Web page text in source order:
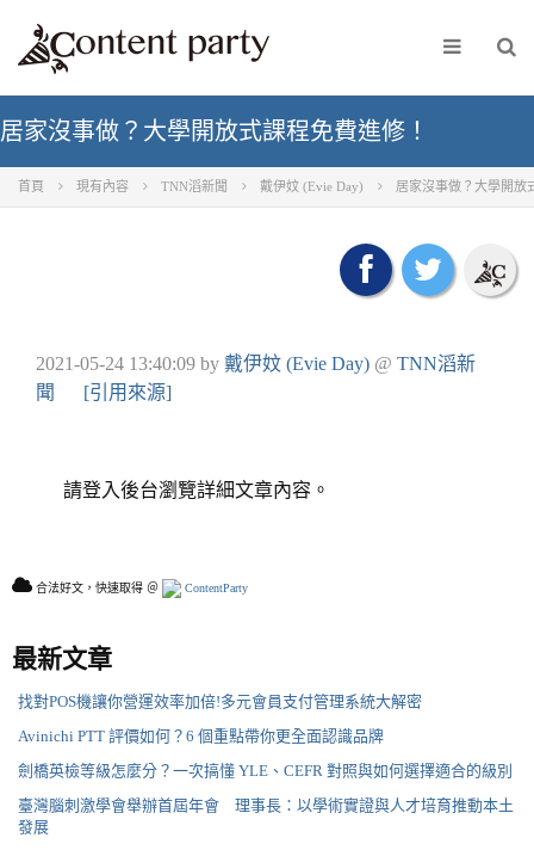
居家沒事做？大學開放式課程免費進修！
首頁 現有內容 TNN滔新聞 戴伊妏 (Evie Day) 居家沒事做？大學開放
2021-05-24 13:40:09 by 戴伊妏 (Evie Day) @ TNN滔新
聞
[引用來源]
請登入後台瀏覽詳細文章內容。
合法好文，快速取得 ＠ ContentParty
最新文章
找對POS機讓你營運效率加倍!多元會員支付管理系統大解密
Avinichi PTT 評價如何？6 個重點帶你更全面認識品牌
劍橋英檢等級怎麼分？一次搞懂 YLE、CEFR 對照與如何選擇適合的級別
臺灣腦刺激學會舉辦首屆年會 理事長：以學術實證與人才培育推動本土
發展